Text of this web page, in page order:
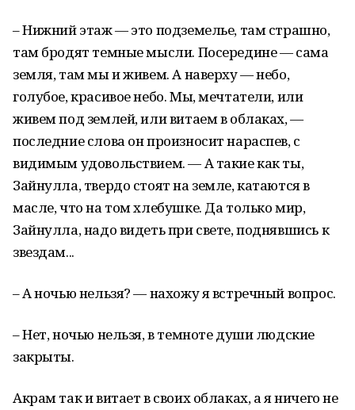
– Нижний этаж — это подземелье, там страшно,
там бродят темные мысли. Посередине — сама
земля, там мы и живем. А наверху — небо,
голубое, красивое небо. Мы, мечтатели, или
живем под землей, или витаем в облаках, —
последние слова он произносит нараспев, с
видимым удовольствием. — А такие как ты,
Зайнулла, твердо стоят на земле, катаются в
масле, что на том хлебушке. Да только мир,
Зайнулла, надо видеть при свете, поднявшись к
звездам...
– А ночью нельзя? — нахожу я встречный вопрос.
– Нет, ночью нельзя, в темноте души людские
закрыты.
Акрам так и витает в своих облаках, а я ничего не